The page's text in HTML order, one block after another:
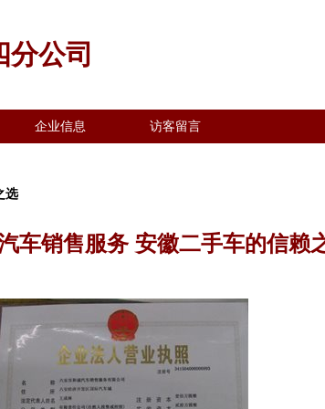
公司
企业信息 访客留言
选
车销售服务 安徽二手车的信赖